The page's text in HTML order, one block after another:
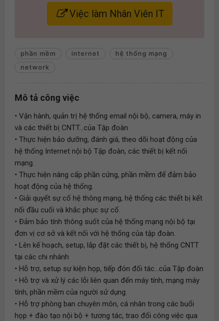
Việc làm Nhân Viên IT
phần mềm internet
hệ thống mạng
network
Mô tả công việc
• Vận hành, quản trị hệ thống email nội bộ, camera, máy in
và các thiết bị CNTT...của Tập đoàn
• Thực hiện bảo dưỡng, đánh giá, theo dõi hoạt động của
hệ thống Internet nội bộ Tập đoàn, các thiết bị kết nối
mạng.
• Thực hiện nâng cấp phần cứng, phần mềm để đảm bảo
hoạt động của hệ thống.
• Giải quyết sự cố hệ thông mạng, hệ thống các thiết bị kết
nối đầu cuối và khắc phục sự cố.
• Đảm bảo tính thông suốt của hệ thống mạng nội bộ tại
đơn vị cơ sở và kết nối với hệ thống của tập đoàn.
• Lên kế hoạch, setup, lắp đặt các thiết bị, hệ thống CNTT
tại các chi nhánh
• Hỗ trợ, setup sự kiện họp, tiếp đón đối tác...của Tập đoàn
• Hỗ trợ và xử lý các lỗi liên quan đến máy tính, mạng máy
tính, phần mềm của người sử dụng.
• Hỗ trợ phòng ban chuyên môn, cá nhân trong các buổi
họp + đào tạo nội bộ + tương tác, trao đổi công việc qua